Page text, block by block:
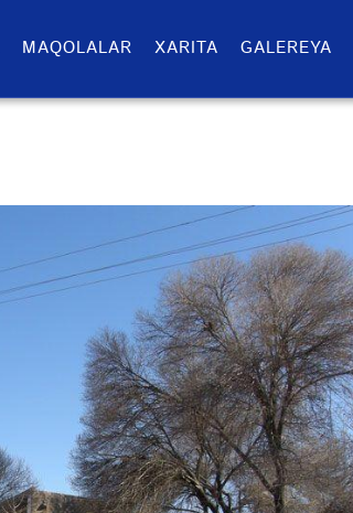
MAQOLALAR XARITA GALEREYA